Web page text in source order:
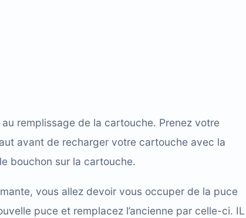
remplissage de la cartouche. Prenez votre
avant de recharger votre cartouche avec la
bouchon sur la cartouche.
vous allez devoir vous occuper de la puce
puce et remplacez l’ancienne par celle-ci. IL